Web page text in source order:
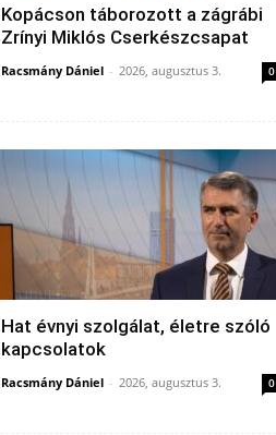
Kopácson táborozott a zágrábi
Zrínyi Miklós Cserkészcsapat
Racsmány Dániel - 2026, augusztus 3. 0
Hat évnyi szolgálat, életre szóló
kapcsolatok
Racsmány Dániel - 2026, augusztus 3. 0